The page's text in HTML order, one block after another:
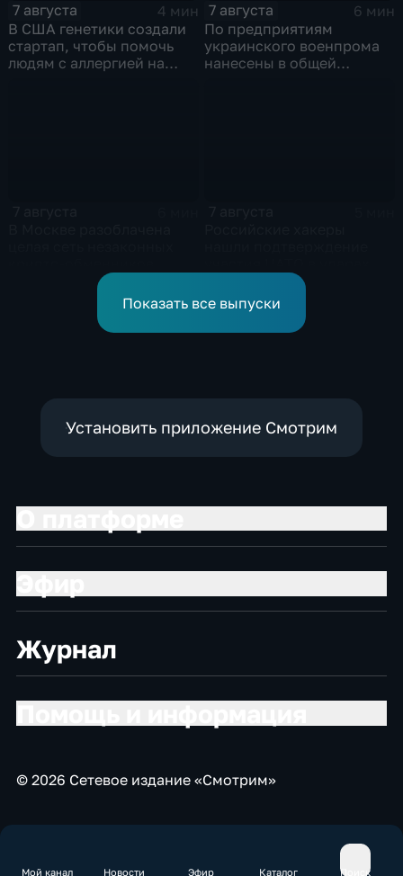
Мой канал Новости Эфир Каталог Поиск
7 августа
4 мин
В США генетики создали
стартап, чтобы помочь
людям с аллергией на
7 августа
6 мин
По предприятиям
украинского военпрома
нанесены в общей
Показать все выпуски
Установить приложение Смотрим
Журнал
© 2026 Сетевое издание «Смотрим»